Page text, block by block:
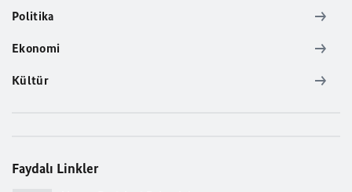
Politika
Ekonomi
Kültür
Faydalı Linkler